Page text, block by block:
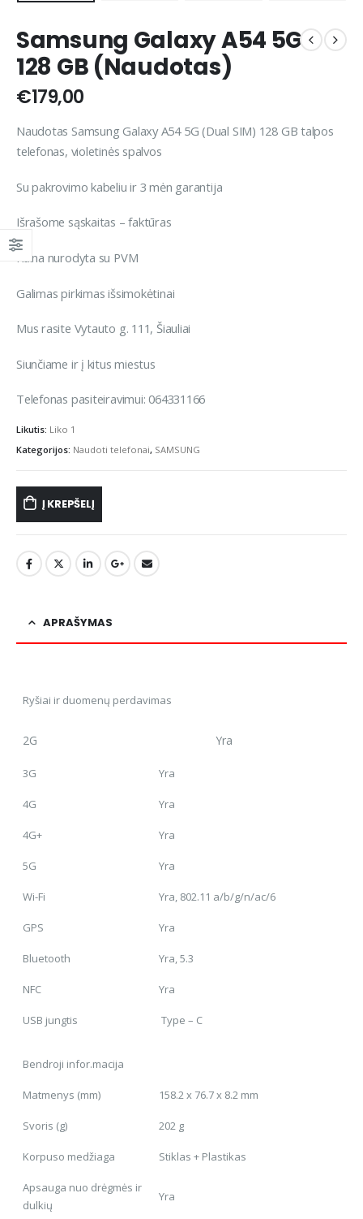
Samsung Galaxy A54 5G
128 GB (Naudotas)
€179,00
Naudotas Samsung Galaxy A54 5G (Dual SIM) 128 GB talpos
telefonas, violetinės spalvos
Su pakrovimo kabeliu ir 3 mėn garantija
Išrašome sąskaitas – faktūras
Kaina nurodyta su PVM
Galimas pirkimas išsimokėtinai
Mus rasite Vytauto g. 111, Šiauliai
Siunčiame ir į kitus miestus
Telefonas pasiteiravimui: 064331166
Likutis: Liko 1
Kategorijos: Naudoti telefonai, SAMSUNG
Į KREPŠELĮ
APRAŠYMAS
Ryšiai ir duomenų perdavimas
2G Yra
3G Yra
4G Yra
4G+ Yra
5G Yra
Wi-Fi Yra, 802.11 a/b/g/n/ac/6
GPS Yra
Bluetooth Yra, 5.3
NFC Yra
USB jungtis Type – C
Bendroji infor.macija
Matmenys (mm) 158.2 x 76.7 x 8.2 mm
Svoris (g) 202 g
Korpuso medžiaga Stiklas + Plastikas
Apsauga nuo drėgmės ir
dulkių
Yra